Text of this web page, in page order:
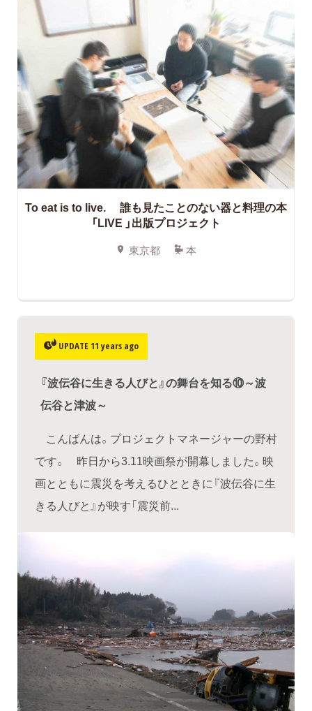
To eat is to live. 誰も見たことのない器と料理の本
「LIVE 」出版プロジェクト
東京都 本
UPDATE 11 years ago
『波伝谷に生きる人びと』の舞台を知る⑩～波
伝谷と津波～
こんばんは。プロジェクトマネージャーの野村
です。 昨日から3.11映画祭が開幕しました。映
画とともに震災を考えるひとときに『波伝谷に生
きる人びと』が映す「震災前...